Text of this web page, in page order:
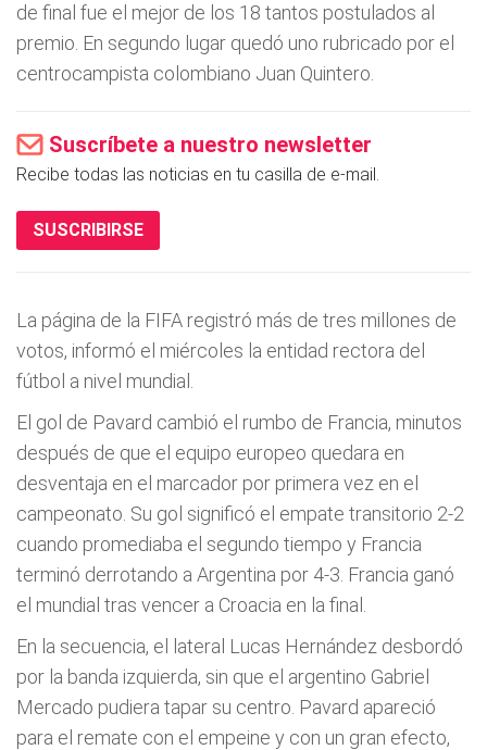
de final fue el mejor de los 18 tantos postulados al
premio. En segundo lugar quedó uno rubricado por el
centrocampista colombiano Juan Quintero.
Suscríbete a nuestro newsletter
Recibe todas las noticias en tu casilla de e-mail.
SUSCRIBIRSE
La página de la FIFA registró más de tres millones de
votos, informó el miércoles la entidad rectora del
fútbol a nivel mundial.
El gol de Pavard cambió el rumbo de Francia, minutos
después de que el equipo europeo quedara en
desventaja en el marcador por primera vez en el
campeonato. Su gol significó el empate transitorio 2-2
cuando promediaba el segundo tiempo y Francia
terminó derrotando a Argentina por 4-3. Francia ganó
el mundial tras vencer a Croacia en la final.
En la secuencia, el lateral Lucas Hernández desbordó
por la banda izquierda, sin que el argentino Gabriel
Mercado pudiera tapar su centro. Pavard apareció
para el remate con el empeine y con un gran efecto,